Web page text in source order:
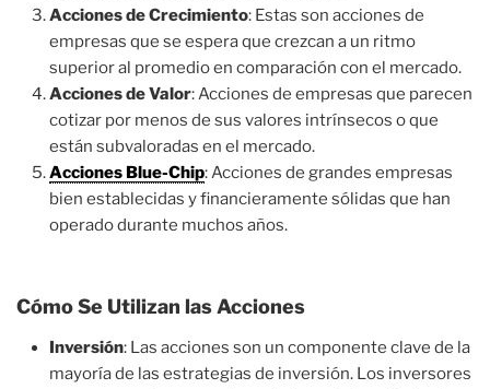
Acciones de Crecimiento: Estas son acciones de
empresas que se espera que crezcan a un ritmo
superior al promedio en comparación con el mercado.
Acciones de Valor: Acciones de empresas que parecen
cotizar por menos de sus valores intrínsecos o que
están subvaloradas en el mercado.
Acciones Blue-Chip: Acciones de grandes empresas
bien establecidas y financieramente sólidas que han
operado durante muchos años.
Cómo Se Utilizan las Acciones
Inversión: Las acciones son un componente clave de la
mayoría de las estrategias de inversión. Los inversores